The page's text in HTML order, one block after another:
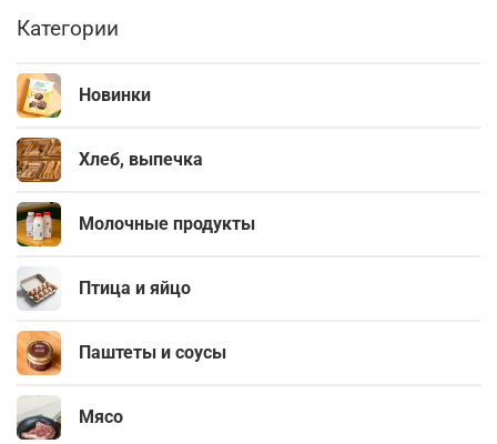
Категории
Новинки
Хлеб, выпечка
Молочные продукты
Птица и яйцо
Паштеты и соусы
Мясо